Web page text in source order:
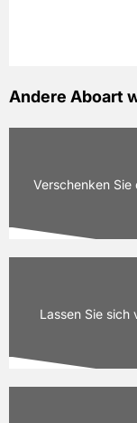
Andere Aboart
Verschenken
Ausgaben:
PAYBACK:
Lassen Sie sich